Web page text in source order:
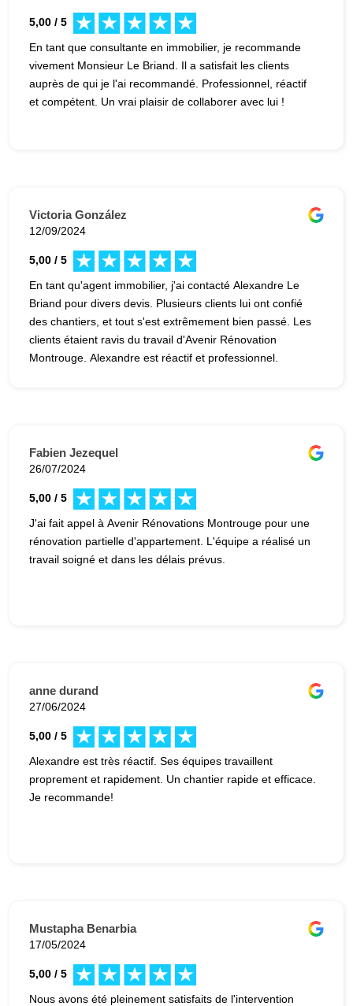
5,00 / 5
En tant que consultante en immobilier, je recommande
vivement Monsieur Le Briand. Il a satisfait les clients
auprès de qui je l'ai recommandé. Professionnel, réactif
et compétent. Un vrai plaisir de collaborer avec lui !
Victoria González
12/09/2024
5,00 / 5
En tant qu'agent immobilier, j'ai contacté Alexandre Le
Briand pour divers devis. Plusieurs clients lui ont confié
des chantiers, et tout s'est extrêmement bien passé. Les
clients étaient ravis du travail d'Avenir Rénovation
Montrouge. Alexandre est réactif et professionnel.
Fabien Jezequel
26/07/2024
5,00 / 5
J'ai fait appel à Avenir Rénovations Montrouge pour une
rénovation partielle d'appartement. L'équipe a réalisé un
travail soigné et dans les délais prévus.
anne durand
27/06/2024
5,00 / 5
Alexandre est très réactif. Ses équipes travaillent
proprement et rapidement. Un chantier rapide et efficace.
Je recommande!
Mustapha Benarbia
17/05/2024
5,00 / 5
Nous avons été pleinement satisfaits de l'intervention